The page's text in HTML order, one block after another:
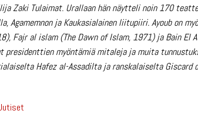
Zaki Tulaimat. Urallaan hän näytteli noin 170
Agamemnon ja Kaukasialainen liitupiiri. Ayoub on
Fajr al islam (The Dawn of Islam, 1971) ja Bain
presidenttien myöntämiä mitaleja ja muita
Hafez al-Assadilta ja ranskalaiselta Giscard